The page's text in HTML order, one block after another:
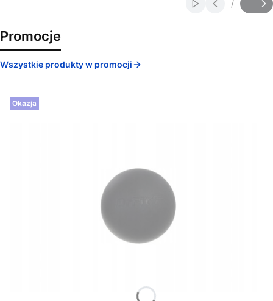
Włącz
Slajd
/
z
Promocje
Wszystkie produkty w promocji
Okazja